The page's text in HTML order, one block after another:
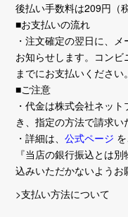
後払い手数料は209円（
■お支払いの流れ
・注文確定の翌日に、
お知らせします。コン
までにお支払いください。
■ご注意
・代金は株式会社ネッ
き、指定の方法で請求い
・詳細は、公式ページ
『当店の銀行振込とは
込みいただかないようお
>支払い方法について